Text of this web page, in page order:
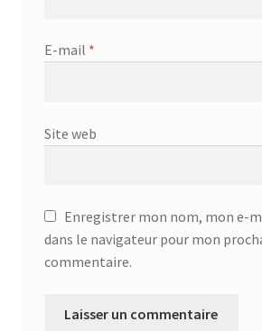
E-mail *
Site web
Enregistrer mon nom, mon e-
dans le navigateur pour mon
commentaire.